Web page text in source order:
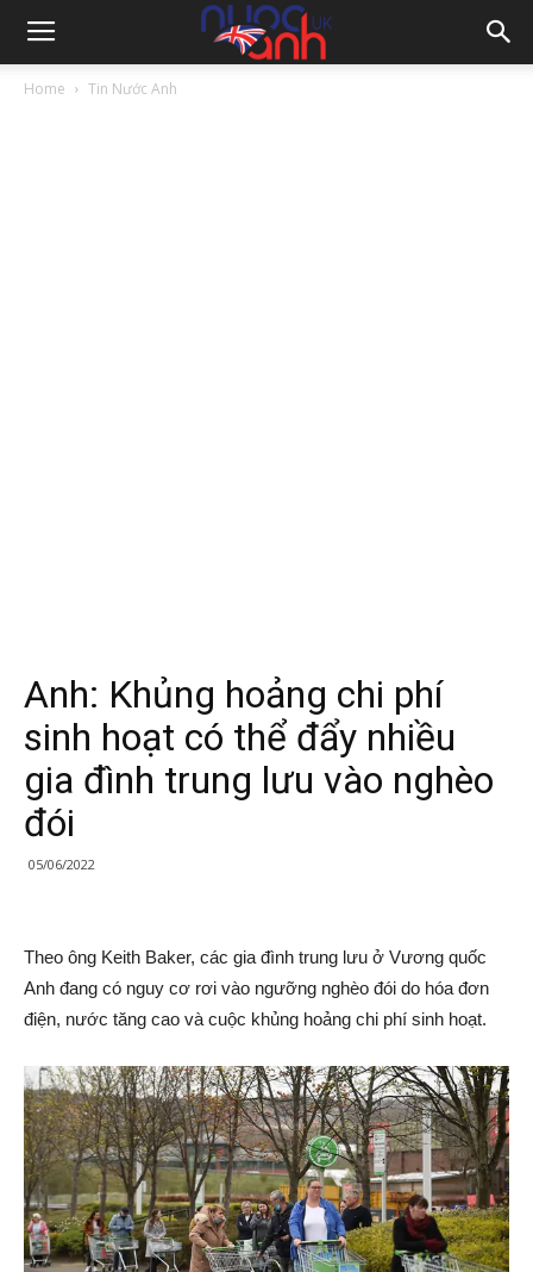
Home Tin Nước Anh
Anh: Khủng hoảng chi phí
sinh hoạt có thể đẩy nhiều
gia đình trung lưu vào nghèo
đói
05/06/2022
Theo ông Keith Baker, các gia đình trung lưu ở Vương quốc
Anh đang có nguy cơ rơi vào ngưỡng nghèo đói do hóa đơn
điện, nước tăng cao và cuộc khủng hoảng chi phí sinh hoạt.